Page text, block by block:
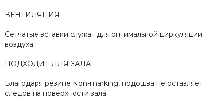
ВЕНТИЛЯЦИЯ
Сетчатые вставки служат для оптимальной циркуляции
воздуха.
ПОДХОДИТ ДЛЯ ЗАЛА
Благодаря резине Non-marking, подошва не оставляет
следов на поверхности зала.